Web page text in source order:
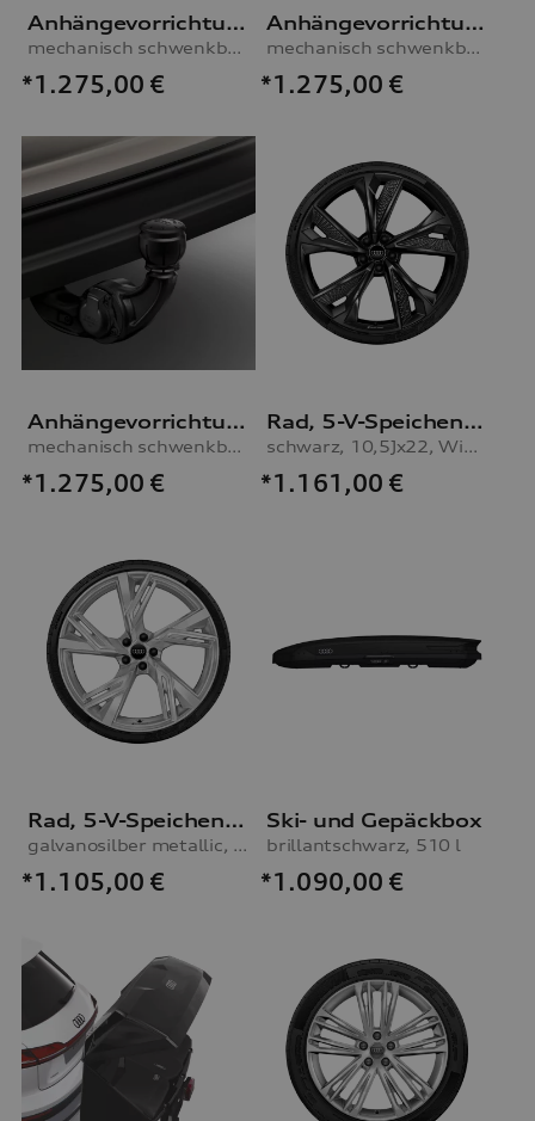
Anhängevorrichtung
mechanisch schwenkbar, inkl. E-Satz, für Fahrzeuge mit Luftfederung
*1.275,00 €
Anhängevorrichtung
mechanisch schwenkbar, inkl. E-Satz, für Fahrzeuge mit Stahlfederung
*1.275,00 €
Anhängevorrichtung
mechanisch schwenkbar, inkl. E-Satz, für Fahrzeuge mit Luftfederung
*1.275,00 €
Rad, 5-V-Speichen-Struktur
schwarz, 10,5Jx22, Winterreifen 285/30 R22 101W XL
*1.161,00 €
Rad, 5-V-Speichen-Trapez
galvanosilber metallic, 10,5Jx22, Winterreifen 285/30 R22 101W XL
*1.105,00 €
Ski- und Gepäckbox
brillantschwarz, 510 l
*1.090,00 €